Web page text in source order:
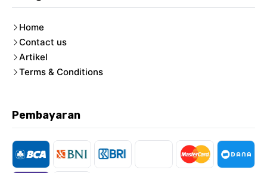
Home
Contact us
Artikel
Terms & Conditions
Pembayaran